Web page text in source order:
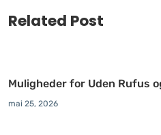
Related Post
Muligheder for Uden Rufus
mai 25, 2026